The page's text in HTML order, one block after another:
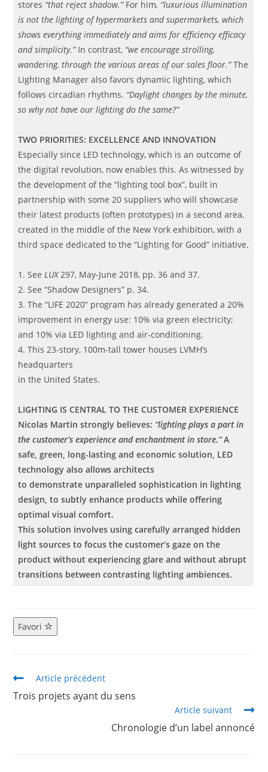
stores “that reject shadow.” For him, “luxurious illumination
is not the lighting of hypermarkets and supermarkets, which
shows everything immediately and aims for efficiency efficacy
and simplicity.” In contrast, “we encourage strolling,
wandering, through the various areas of our sales floor.”The
Lighting Manager also favors dynamic lighting, which
follows circadian rhythms. “Daylight changes by the minute,
so why not have our lighting do the same?”
TWO PRIORITIES: EXCELLENCE AND INNOVATION
Especially since LED technology, which is an outcome of
the digital revolution, now enables this. As witnessed by
the development of the “lighting tool box”, built in
partnership with some 20 suppliers who will showcase
their latest products (often prototypes) in a second area,
created in the middle of the New York exhibition, with a
third space dedicated to the “Lighting for Good” initiative.
1. See LUX 297, May-June 2018, pp. 36 and 37.
2. See “Shadow Designers” p. 34.
3. The “LIFE 2020” program has already generated a 20%
improvement in energy use: 10% via green electricity;
and 10% via LED lighting and air-conditioning.
4. This 23-story, 100m-tall tower houses LVMH’s
headquarters
in the United States.
LIGHTING IS CENTRAL TO THE CUSTOMER EXPERIENCE
Nicolas Martin strongly believes: “lighting plays a part in
the customer’s experience and enchantment in store.”A
safe, green, long-lasting and economic solution, LED
technology also allows architects
to demonstrate unparalleled sophistication in lighting
design, to subtly enhance products while offering
optimal visual comfort.
This solution involves using carefully arranged hidden
light sources to focus the customer’s gaze on the
product without experiencing glare and without abrupt
transitions between contrasting lighting ambiences.
Favori
Article précédent
Trois projets ayant du sens
Article suivant
Chronologie d’un label annoncé